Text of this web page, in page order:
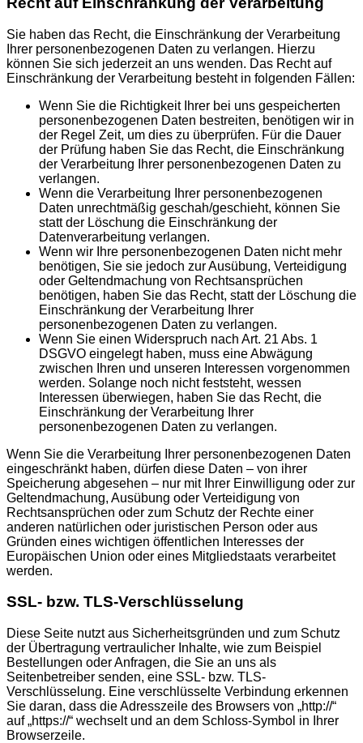
Sie haben das Recht, die Einschränkung der Verarbeitung
Ihrer personenbezogenen Daten zu verlangen. Hierzu
können Sie sich jederzeit an uns wenden. Das Recht auf
Einschränkung der Verarbeitung besteht in folgenden Fällen:
Wenn Sie die Richtigkeit Ihrer bei uns gespeicherten
personenbezogenen Daten bestreiten, benötigen wir in
der Regel Zeit, um dies zu überprüfen. Für die Dauer
der Prüfung haben Sie das Recht, die Einschränkung
der Verarbeitung Ihrer personenbezogenen Daten zu
verlangen.
Wenn die Verarbeitung Ihrer personenbezogenen
Daten unrechtmäßig geschah/geschieht, können Sie
statt der Löschung die Einschränkung der
Datenverarbeitung verlangen.
Wenn wir Ihre personenbezogenen Daten nicht mehr
benötigen, Sie sie jedoch zur Ausübung, Verteidigung
oder Geltendmachung von Rechtsansprüchen
benötigen, haben Sie das Recht, statt der Löschung die
Einschränkung der Verarbeitung Ihrer
personenbezogenen Daten zu verlangen.
Wenn Sie einen Widerspruch nach Art. 21 Abs. 1
DSGVO eingelegt haben, muss eine Abwägung
zwischen Ihren und unseren Interessen vorgenommen
werden. Solange noch nicht feststeht, wessen
Interessen überwiegen, haben Sie das Recht, die
Einschränkung der Verarbeitung Ihrer
personenbezogenen Daten zu verlangen.
Wenn Sie die Verarbeitung Ihrer personenbezogenen Daten
eingeschränkt haben, dürfen diese Daten – von ihrer
Speicherung abgesehen – nur mit Ihrer Einwilligung oder zur
Geltendmachung, Ausübung oder Verteidigung von
Rechtsansprüchen oder zum Schutz der Rechte einer
anderen natürlichen oder juristischen Person oder aus
Gründen eines wichtigen öffentlichen Interesses der
Europäischen Union oder eines Mitgliedstaats verarbeitet
werden.
SSL- bzw. TLS-Verschlüsselung
Diese Seite nutzt aus Sicherheitsgründen und zum Schutz
der Übertragung vertraulicher Inhalte, wie zum Beispiel
Bestellungen oder Anfragen, die Sie an uns als
Seitenbetreiber senden, eine SSL- bzw. TLS-
Verschlüsselung. Eine verschlüsselte Verbindung erkennen
Sie daran, dass die Adresszeile des Browsers von „http://“
auf „https://“ wechselt und an dem Schloss-Symbol in Ihrer
Browserzeile.